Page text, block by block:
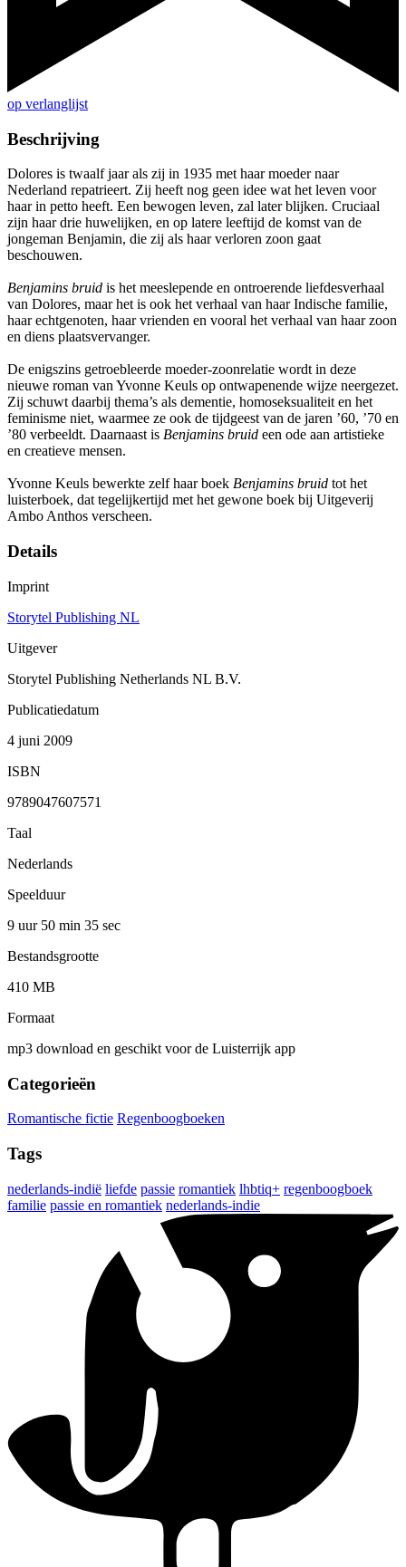
op verlanglijst
Beschrijving
Dolores is twaalf jaar als zij in 1935 met haar moeder naar
Nederland repatrieert. Zij heeft nog geen idee wat het leven voor
haar in petto heeft. Een bewogen leven, zal later blijken. Cruciaal
zijn haar drie huwelijken, en op latere leeftijd de komst van de
jongeman Benjamin, die zij als haar verloren zoon gaat
beschouwen.
Benjamins bruid is het meeslepende en ontroerende liefdesverhaal
van Dolores, maar het is ook het verhaal van haar Indische familie,
haar echtgenoten, haar vrienden en vooral het verhaal van haar zoon
en diens plaatsvervanger.
De enigszins getroebleerde moeder-zoonrelatie wordt in deze
nieuwe roman van Yvonne Keuls op ontwapenende wijze neergezet.
Zij schuwt daarbij thema’s als dementie, homoseksualiteit en het
feminisme niet, waarmee ze ook de tijdgeest van de jaren ’60, ’70 en
’80 verbeeldt. Daarnaast is Benjamins bruid een ode aan artistieke
en creatieve mensen.
Yvonne Keuls bewerkte zelf haar boek Benjamins bruid tot het
luisterboek, dat tegelijkertijd met het gewone boek bij Uitgeverij
Ambo Anthos verscheen.
Details
Imprint
Storytel Publishing NL
Uitgever
Storytel Publishing Netherlands NL B.V.
Publicatiedatum
4 juni 2009
ISBN
9789047607571
Taal
Nederlands
Speelduur
9 uur 50 min 35 sec
Bestandsgrootte
410 MB
Formaat
mp3 download en geschikt voor de Luisterrijk app
Categorieën
Romantische fictie Regenboogboeken
Tags
nederlands-indië liefde passie romantiek lhbtiq+ regenboogboek
familie passie en romantiek nederlands-indie